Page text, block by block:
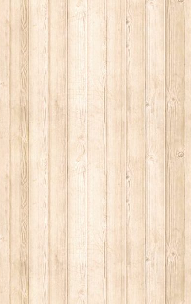
COSIDDETTA TRILOGIA SULLA MORTE
SE TI PIACCIONO NEL MESE DI